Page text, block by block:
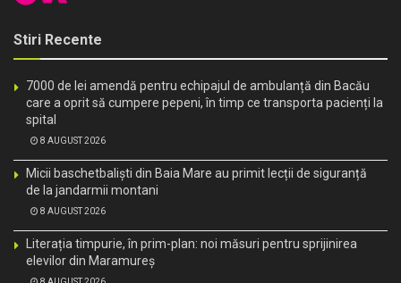
Stiri Recente
7000 de lei amendă pentru echipajul de ambulanță din Bacău
care a oprit să cumpere pepeni, în timp ce transporta pacienți la
spital
8 AUGUST 2026
Micii baschetbaliști din Baia Mare au primit lecții de siguranță
de la jandarmii montani
8 AUGUST 2026
Literația timpurie, în prim-plan: noi măsuri pentru sprijinirea
elevilor din Maramureș